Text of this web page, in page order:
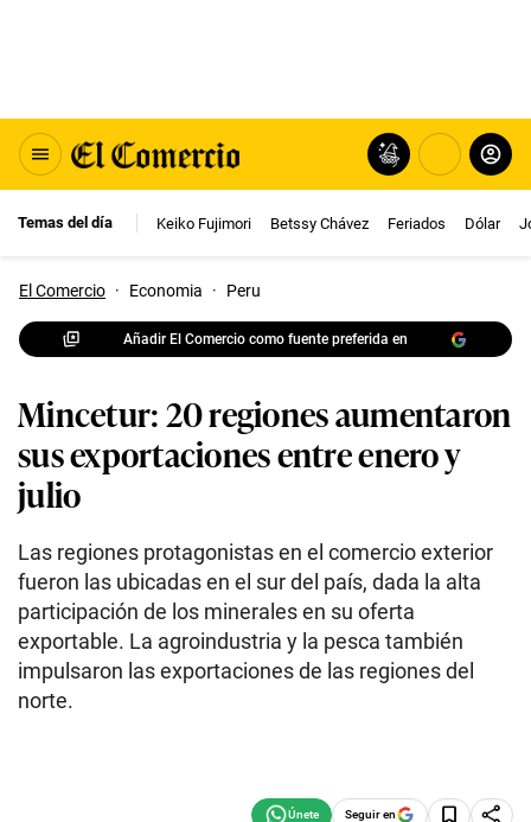
Temas del día Keiko Fujimori Betssy Chávez Feriados Dólar
El Comercio · Economia · Peru
Añadir El Comercio como fuente preferida en
Mincetur: 20 regiones aumentaron
sus exportaciones entre enero y
julio
Las regiones protagonistas en el comercio exterior
fueron las ubicadas en el sur del país, dada la alta
participación de los minerales en su oferta
exportable. La agroindustria y la pesca también
impulsaron las exportaciones de las regiones del
norte.
Seguir en